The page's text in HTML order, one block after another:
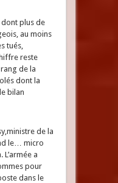
plus de
au moins
tués,
reste
de la
dont la
bilan
de la
le… micro
a
pour
dans le